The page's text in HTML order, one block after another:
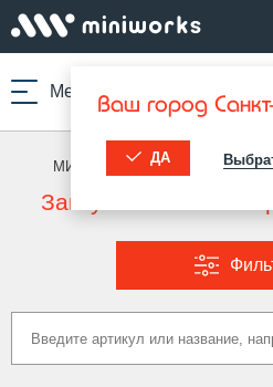
Меню Ваш город
ДА
МИНИВОРКС ПРО
Заглушки овальные